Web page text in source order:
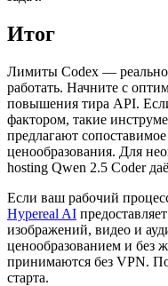
Итог
Лимиты Codex —
работать. Начните с
повышения тира API.
фактором, такие
предлагают
ценообразования. Для
hosting Qwen 2.5 Coder
Если ваш рабочий
Hypereal AI
изображений, видео и
ценообразованием и без
принимаются без VPN.
старта.